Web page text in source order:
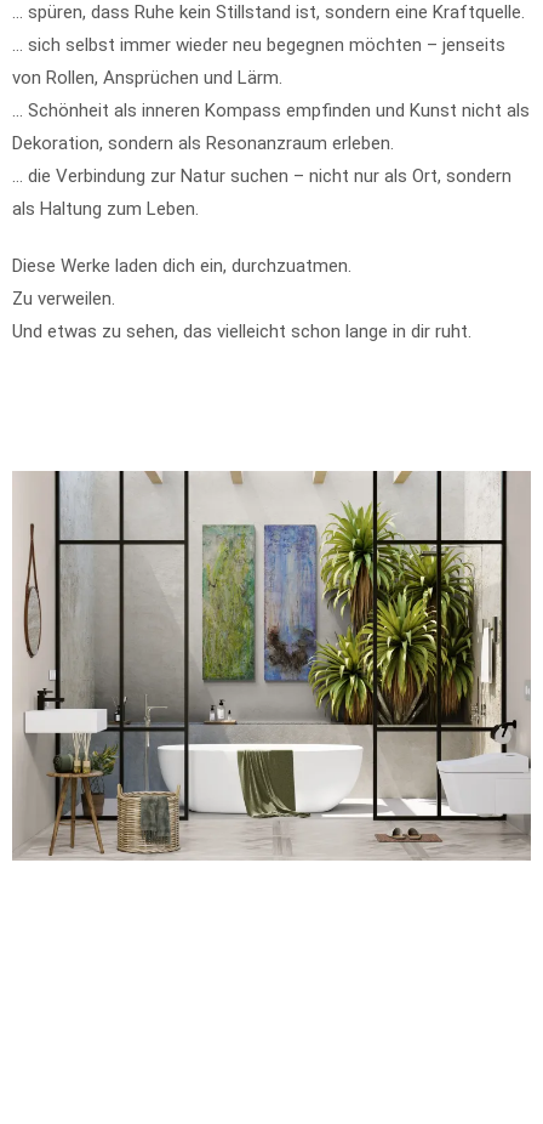
… spüren, dass Ruhe kein Stillstand ist, sondern eine Kraftquelle.
… sich selbst immer wieder neu begegnen möchten – jenseits
von Rollen, Ansprüchen und Lärm.
… Schönheit als inneren Kompass empfinden und Kunst nicht als
Dekoration, sondern als Resonanzraum erleben.
… die Verbindung zur Natur suchen – nicht nur als Ort, sondern
als Haltung zum Leben.
Diese Werke laden dich ein, durchzuatmen.
Zu verweilen.
Und etwas zu sehen, das vielleicht schon lange in dir ruht.